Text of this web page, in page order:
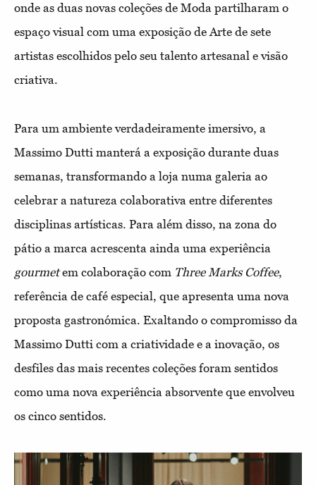
onde as duas novas coleções de Moda partilharam o
espaço visual com uma exposição de Arte de sete
artistas escolhidos pelo seu talento artesanal e visão
criativa.
Para um ambiente verdadeiramente imersivo, a
Massimo Dutti manterá a exposição durante duas
semanas, transformando a loja numa galeria ao
celebrar a natureza colaborativa entre diferentes
disciplinas artísticas. Para além disso, na zona do
pátio a marca acrescenta ainda uma experiência
gourmetem colaboração com Three Marks Coffee,
referência de café especial, que apresenta uma nova
proposta gastronómica. Exaltando o compromisso da
Massimo Dutti com a criatividade e a inovação, os
desfiles das mais recentes coleções foram sentidos
como uma nova experiência absorvente que envolveu
os cinco sentidos.